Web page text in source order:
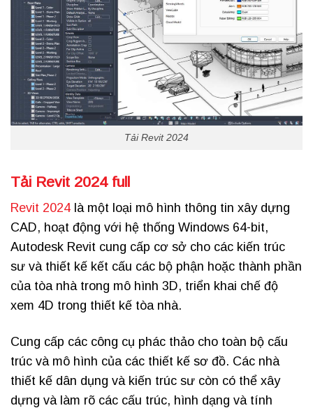
Tải Revit 2024
Tải Revit 2024 full
Revit 2024 là một loại mô hình thông tin xây dựng
CAD, hoạt động với hệ thống Windows 64-bit,
Autodesk Revit cung cấp cơ sở cho các kiến ​​trúc
sư và thiết kế kết cấu các bộ phận hoặc thành phần
của tòa nhà trong mô hình 3D, triển khai chế độ
xem 4D trong thiết kế tòa nhà.
Cung cấp các công cụ phác thảo cho toàn bộ cấu
trúc và mô hình của các thiết kế sơ đồ. Các nhà
thiết kế dân dụng và kiến ​​trúc sư còn có thể xây
dựng và làm rõ các cấu trúc, hình dạng và tính